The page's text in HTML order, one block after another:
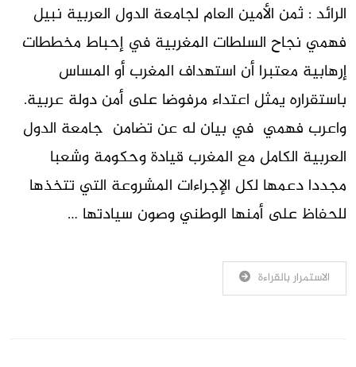
الرائد : ثمن الأمين العام لجامعة الدول العربية نبيل
فهمي نجاح السلطات المغربية في إحباط مخططات
إرهابية معتبرا أن استهداف المغرب أو المساس
باستقراره يمثل اعتداء مرفوضا على أمن دولة عربية.
واعرب فهمي في بيان له عن تضامن جامعة الدول
العربية الكامل مع المغرب قيادة وحكومة وشعبا
مجددا دعمها لكل الإجراءات المشروعة التي تتخذها
للحفاظ على أمنها الوطني وصون سيادتها …
الاستمرار بالقراءة